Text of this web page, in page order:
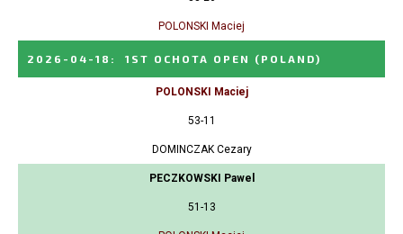
POLONSKI Maciej
2026-04-18 : 1ST OCHOTA OPEN (POLAND)
POLONSKI Maciej
53-11
DOMINCZAK Cezary
PECZKOWSKI Pawel
51-13